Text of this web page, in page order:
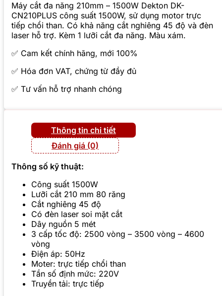
Máy cắt đa năng 210mm – 1500W Dekton DK-
CN210PLUS công suất 1500W, sử dụng motor trực
tiếp chổi than. Có khả năng cắt nghiêng 45 độ và đèn
laser hỗ trợ. Kèm 1 lưỡi cắt đa năng. Màu xám.
✅ Cam kết chính hãng, mới 100%
✅ Hóa đơn VAT, chứng từ đầy đủ
✅ Tư vấn hỗ trợ nhanh chóng
Thông tin chi tiết
Đánh giá (0)
Thông số kỹ thuật:
Công suất 1500W
Lưỡi cắt 210 mm 80 răng
Cắt nghiêng 45 độ
Có đèn laser soi mặt cắt
Dây nguồn 5 mét
3 cấp tốc độ: 2500 vòng – 3500 vòng – 4600
vòng
Điện áp: 50Hz
Moter: trực tiếp chổi than
Tần số định mức: 220V
Truyền tải: trực tiếp